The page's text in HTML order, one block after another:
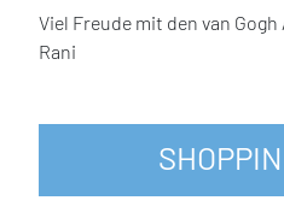
Viel Freude mit den van
Rani